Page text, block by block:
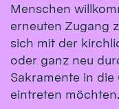
Menschen
erneuten Zugang
sich mit der
oder ganz neu
Sakramente in
eintreten möchten.